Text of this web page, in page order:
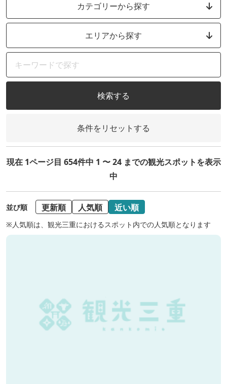
カテゴリーから探す
エリアから探す
検索する
条件をリセットする
現在 1ページ目 654件中 1 〜 24 までの観光スポットを表示
中
並び順 更新順 人気順 近い順
※人気順は、観光三重におけるスポット内での人気順となります